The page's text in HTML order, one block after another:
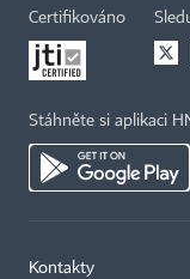
Certifikováno
Stáhněte si aplikaci
Kontakty